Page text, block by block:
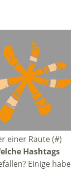
einer Raute (#)
Hashtags
Einige habe